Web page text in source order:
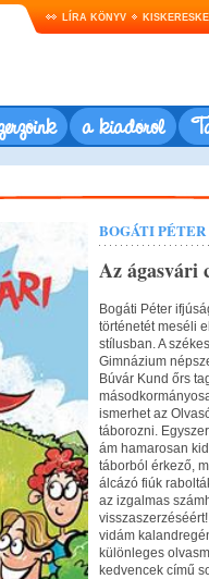
LÍRA KÖNYV
a kiadóról
BOGÁTI PÉTER
Az ágasvári
Bogáti Péter
történetét meséli
stílusban. A
Gimnázium
Búvár Kund őrs
ismerhet az
táborozni.
ám hamarosan
táborból érkező,
álcázó fiúk
az izgalmas
vidám
különleges
kedvencek című